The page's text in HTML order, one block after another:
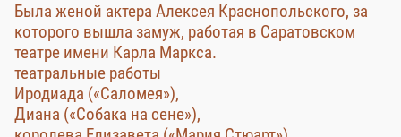
Была женой актера Алексея Краснопольского, за
которого вышла замуж, работая в Саратовском
театре имени Карла Маркса.
театральные работы
Иродиада («Саломея»),
Диана («Собака на сене»),